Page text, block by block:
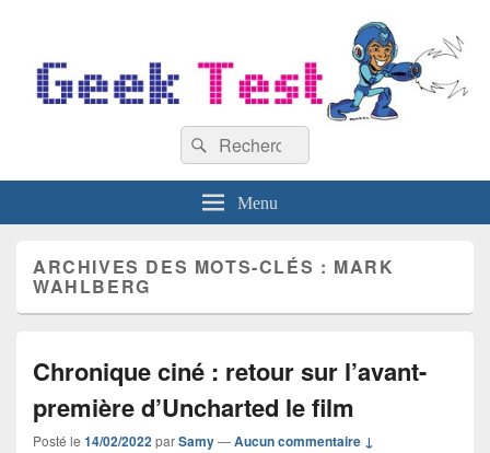
Recherche :
Rechercher
Menu
ARCHIVES DES MOTS-CLÉS : MARK
WAHLBERG
Chronique ciné : retour sur l’avant-
première d’Uncharted le film
Posté le 14/02/2022parSamy—Aucun commentaire ↓